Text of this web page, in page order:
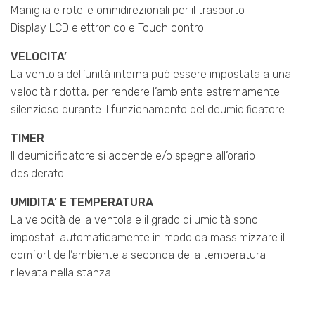
Maniglia e rotelle omnidirezionali per il trasporto
Display LCD elettronico e Touch control
VELOCITA’
La ventola dell’unità interna può essere impostata a una
velocità ridotta, per rendere l’ambiente estremamente
silenzioso durante il funzionamento del deumidificatore.
TIMER
Il deumidificatore si accende e/o spegne all’orario
desiderato.
UMIDITA’ E TEMPERATURA
La velocità della ventola e il grado di umidità sono
impostati automaticamente in modo da massimizzare il
comfort dell’ambiente a seconda della temperatura
rilevata nella stanza.